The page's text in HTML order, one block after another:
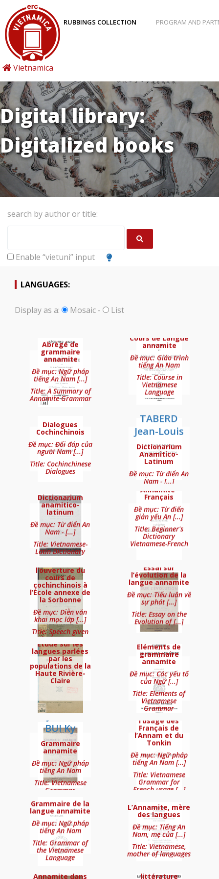
Vietnamica
RUBBINGS COLLECTION PROGRAM AND
Digital library:
Digitalized books
search by author or title:
Enable “vietuni” input
LANGUAGES:
Display as a: Mosaic - List
Abrégé de grammaire annamite
Cours de Langue annamite
Dialogues Cochinchinois
Dictionarium Anamitico-Latinum
Dictionarium anamitico-latinum
TRUONG
Abrégé de
grammaire
annamite
Đề mục: Ngữ pháp
tiếng An Nam [...]
Title: A Summary of
Annamite Grammar
Cours de Langue
annamite
Đề mục: Giáo trình
tiếng An Nam
Title: Course in
Vietnamese
Language
DES MICHELS
Dialogues
Cochinchinois
Đề mục: Đối đáp của
người Nam [...]
Title: Cochinchinese
Dialogues
PIGNEAU DE
BÉHAINE
(Pierre
Joseph) &
TABERD
Jean-Louis
Dictionarium
Anamitico-
Latinum
Đề mục: Từ điển An
Nam - [...]
Title: Vietnamese-
Latin Dictionary
TABERD
Dictionarium
anamitico-
latinum
Đề mục: Từ điển An
Nam - [...]
Title: Vietnamese-
Latin Dictionary
Dictionnaire
élémentaire
Annamite-
Français
Đề mục: Từ điển
giản yếu An [...]
Title: Beginner's
Dictionary
Vietnamese-French
DES MICHELS
Abel
Discours
l’ouverture du
cours de
cochinchinois à
l’École annexe de
la Sorbonne
Đề mục: Diễn văn
khai mạc lớp [...]
Title: Speech given
at the inauguration
[...]
Essai sur
l’évolution de la
langue annamite
Đề mục: Tiểu luận về
sự phát [...]
Title: Essay on the
Evolution of [...]
Etude sur les
langues parlées
par les
populations de la
Haute Rivière-
Claire
DIGUET
Edouard
Éléments de
grammaire
annamite
Đề mục: Các yếu tố
của Ngữ [...]
Title: Elements of
Vietnamese
Grammar
TRAN (Trong
Kim), PHAM
(Duy Kiem) &
BUI Ky
Grammaire
annamite
Đề mục: Ngữ pháp
tiếng An Nam
Title: Vietnamese
Grammar
VALLOT P.-G.
Grammaire
annamite à
l’usage des
Français de
l’Annam et du
Tonkin
Đề mục: Ngữ pháp
tiếng An Nam [...]
Title: Vietnamese
Grammar for
French usage [...]
AUBARET
Gabriel
Grammaire de la
langue annamite
Đề mục: Ngữ pháp
tiếng An Nam
Title: Grammar of
the Vietnamese
Language
FREY Henri
Nicolas
L’Annamite, mère
des langues
Đề mục: Tiếng An
Nam, mẹ của [...]
Title: Vietnamese,
mother of languages
NGUYEN
Van-Lien
Annamite dans
NGUYEN
Van-To
littérature